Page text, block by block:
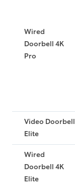
Wired
Doorbell 4K
Pro
Video Doorbell
Elite
Wired
Doorbell 4K
Elite